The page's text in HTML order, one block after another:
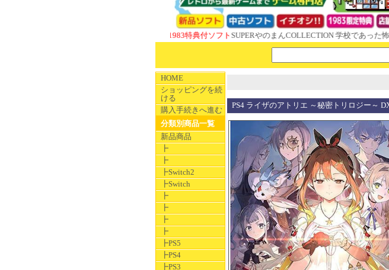
NEW 1983特典付ソフトSUPERやのまんCOLLECTION 学校であった怖い話と
HOME
ショッピングを続
ける
購入手続きへ進む
分類別商品一覧
新品商品
┣
┣
┣Switch2
┣Switch
┣
┣
┣
┣
┣PS5
┣PS4
┣PS3
PS4 ライザのアトリエ ～秘密トリロジー～